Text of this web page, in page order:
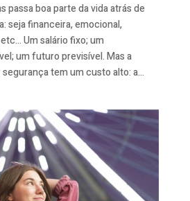
passa boa parte da vida atrás de
seja financeira, emocional,
Um salário fixo; um
um futuro previsível. Mas a
tem um custo alto: a...